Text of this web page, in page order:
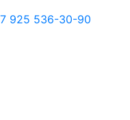
925 536-30-90